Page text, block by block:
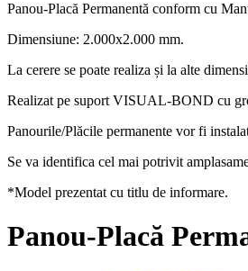
Panou-Placă Permanentă conform cu
Dimensiune: 2.000x2.000 mm.
La cerere se poate realiza și la alte
Realizat pe suport VISUAL-BOND cu
Panourile/Plăcile permanente vor fi
Se va identifica cel mai potrivit
*Model prezentat cu titlu de informare.
Panou-Placă